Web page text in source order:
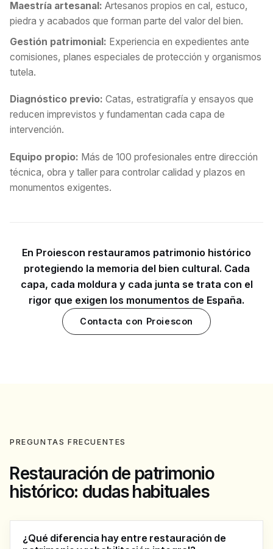
Maestría artesanal: Artesanos propios en cal, estuco,
piedra y acabados que forman parte del valor del bien.
Gestión patrimonial: Experiencia en expedientes ante
comisiones, planes especiales de protección y organismos
tutela.
Diagnóstico previo: Catas, estratigrafía y ensayos que
reducen imprevistos y fundamentan cada capa de
intervención.
Equipo propio: Más de 100 profesionales entre dirección
técnica, obra y taller para controlar calidad y plazos en
monumentos exigentes.
En Proiescon restauramos patrimonio histórico
protegiendo la memoria del bien cultural. Cada
capa, cada moldura y cada junta se trata con el
rigor que exigen los monumentos de España.
Contacta con Proiescon
PREGUNTAS FRECUENTES
Restauración de patrimonio
histórico: dudas habituales
¿Qué diferencia hay entre restauración de